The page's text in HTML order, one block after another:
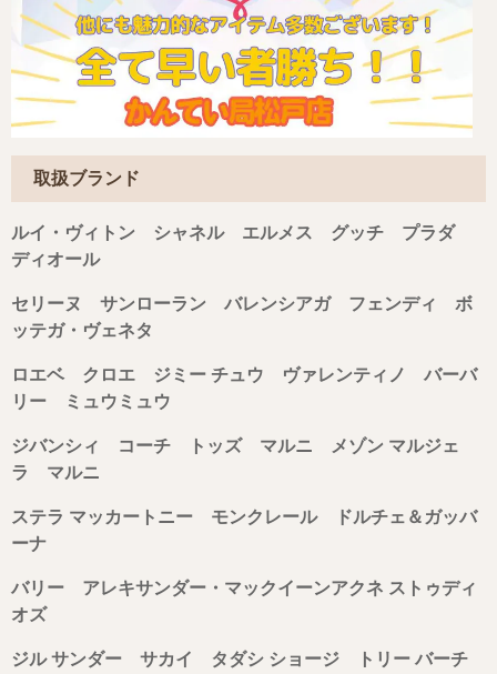
取扱ブランド
ルイ・ヴィトン シャネル エルメス グッチ プラダ
ディオール
セリーヌ サンローラン バレンシアガ フェンディ ボ
ッテガ・ヴェネタ
ロエベ クロエ ジミー チュウ ヴァレンティノ バーバ
リー ミュウミュウ
ジバンシィ コーチ トッズ マルニ メゾン マルジェ
ラ マルニ
ステラ マッカートニー モンクレール ドルチェ＆ガッバ
ーナ
バリー アレキサンダー・マックイーンアクネ ストゥディ
オズ
ジル サンダー サカイ タダシ ショージ トリー バーチ